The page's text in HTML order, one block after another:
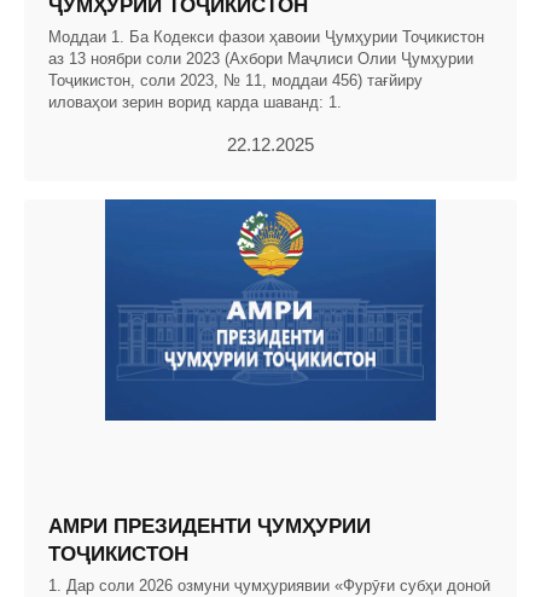
ҶУМҲУРИИ ТОҶИКИСТОН
Моддаи 1. Ба Кодекси фазои ҳавоии Ҷумҳурии Тоҷикистон
аз 13 ноябри соли 2023 (Ахбори Маҷлиси Олии Ҷумҳурии
Тоҷикистон, соли 2023, № 11, моддаи 456) тағйиру
иловаҳои зерин ворид карда шаванд: 1.
22.12.2025
АМРИ ПРЕЗИДЕНТИ ҶУМҲУРИИ
ТОҶИКИСТОН
1. Дар соли 2026 озмуни ҷумҳуриявии «Фурӯғи субҳи доноӣ